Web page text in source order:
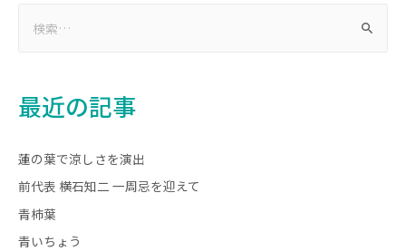
最近の記事
蓮の葉で涼しさを演出
前代表 横石知二 一周忌を迎えて
青柿葉
青いちょう